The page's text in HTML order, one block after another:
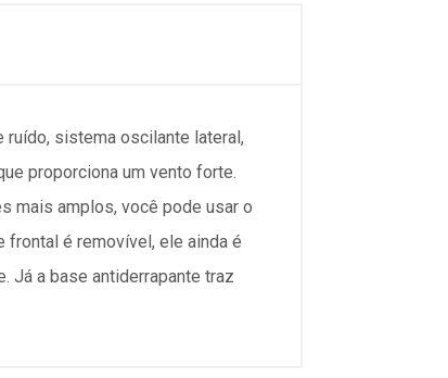
ruído, sistema oscilante lateral,
proporciona um vento forte.
mais amplos, você pode usar o
frontal é removível, ele ainda é
Já a base antiderrapante traz